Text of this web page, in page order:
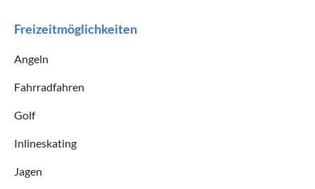
Freizeitmöglichkeiten
Angeln
Fahrradfahren
Golf
Inlineskating
Jagen